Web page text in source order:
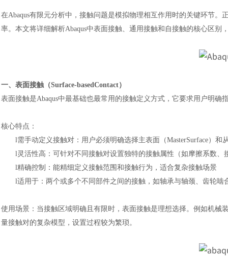
在Abaqus有限元分析中，接触问题是模拟物理相互作用时的关键环节。
率。本文将详细解析Abaqus中表面接触、通用接触和自接触的核心区别
一、表面接触（Surface-basedContact）
表面接触是Abaqus中最基础也最常用的接触定义方式，它要求用户明确
核心特点：
l需手动定义接触对：用户必须明确选择主表面（MasterSurface）和
l灵活性高：可针对不同接触对设置独特的接触属性（如摩擦系数、
l精确控制：能精细定义接触范围和接触行为，适合复杂接触场景
l适用于：两个或多个不同部件之间的接触，如轴承与轴颈、齿轮啮
使用场景：当接触区域明确且有限时，表面接触是理想选择。例如机
量接触对的复杂模型，设置过程较为繁琐。